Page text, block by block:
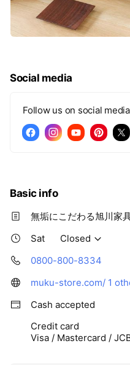
Social media
Follow us on social media
Basic info
無垢にこだわる旭川家
Sat
Closed
0800-800-8334
muku-store.com/ 1
Cash accepted
Credit card
Visa / Mastercard /